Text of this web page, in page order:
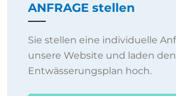
ANFRAGE stellen
Sie stellen eine individuelle
unsere Website und laden den
Entwässerungsplan hoch.